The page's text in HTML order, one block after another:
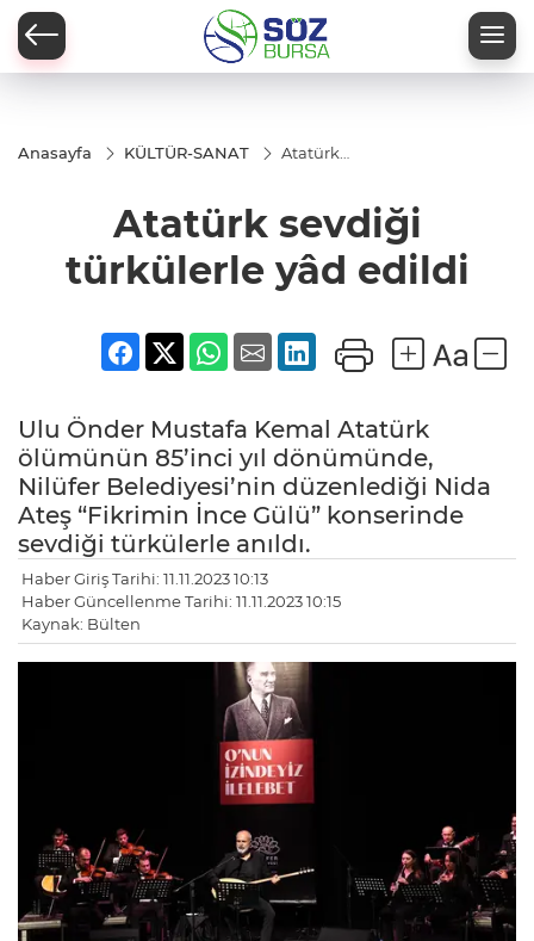
Anasayfa KÜLTÜR-SANAT
Atatürk
Atatürk sevdiği
türkülerle yâd edildi
Ulu Önder Mustafa Kemal Atatürk
ölümünün 85’inci yıl dönümünde,
Nilüfer Belediyesi’nin düzenlediği Nida
Ateş “Fikrimin İnce Gülü” konserinde
sevdiği türkülerle anıldı.
Haber Giriş Tarihi: 11.11.2023 10:13
Haber Güncellenme Tarihi: 11.11.2023 10:15
Kaynak: Bülten